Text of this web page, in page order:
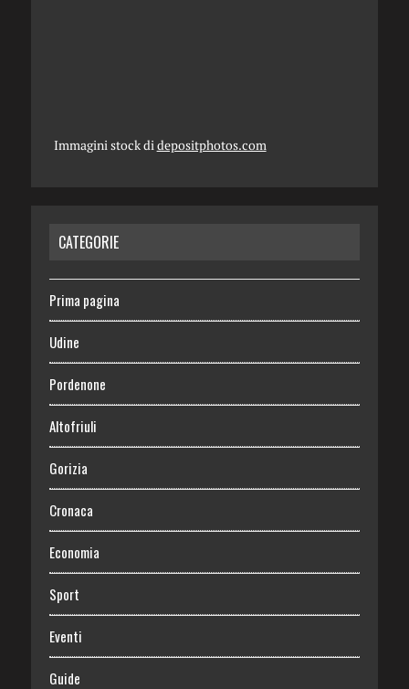
Immagini stock didepositphotos.com
CATEGORIE
Prima pagina
Udine
Pordenone
Altofriuli
Gorizia
Cronaca
Economia
Sport
Eventi
Guide